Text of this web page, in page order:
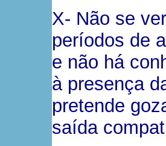
X- Não se
períodos de
e não há
à presença
pretende
saída